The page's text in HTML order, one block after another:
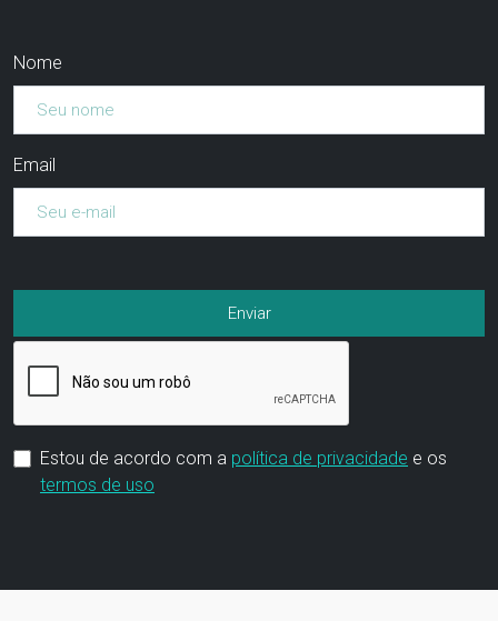
Nome
Email
Estou de acordo com a política de privacidade e os
termos de uso